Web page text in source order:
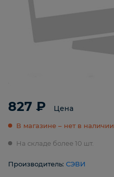
827 ₽ Цена
В магазине – нет в наличии
На складе более 10 шт.
Производитель: СЭВИ